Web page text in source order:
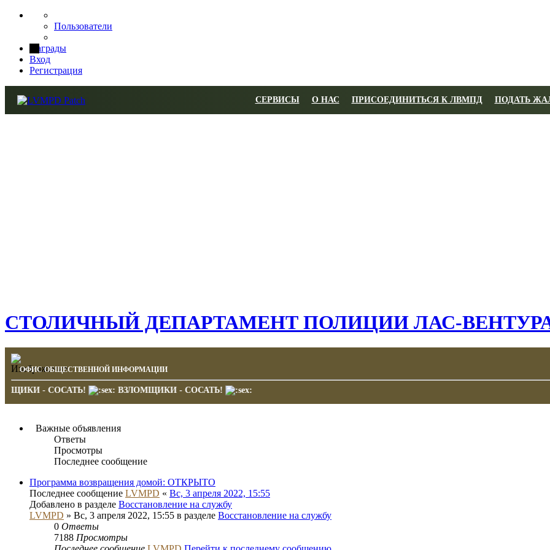
Пользователи
Награды
Вход
Регистрация
СЕРВИСЫ О НАС ПРИСОЕДИНИТЬСЯ К ЛВМПД ПОДАТЬ
СТОЛИЧНЫЙ ДЕПАРТАМЕНТ ПОЛИЦИИ ЛАС-
ОФИС ОБЩЕСТВЕННОЙ ИНФОРМАЦИИ
- СОСАТЬ! ВЗЛОМЩИКИ - СОСАТЬ!
Важные объявления
Ответы
Просмотры
Последнее сообщение
Программа возвращения домой: ОТКРЫТО
Последнее сообщение LVMPD « Вс, 3 апреля 2022, 15:55
Добавлено в разделе Восстановление на службу
LVMPD » Вс, 3 апреля 2022, 15:55 в разделе Восстановление на службу
0 Ответы
7188 Просмотры